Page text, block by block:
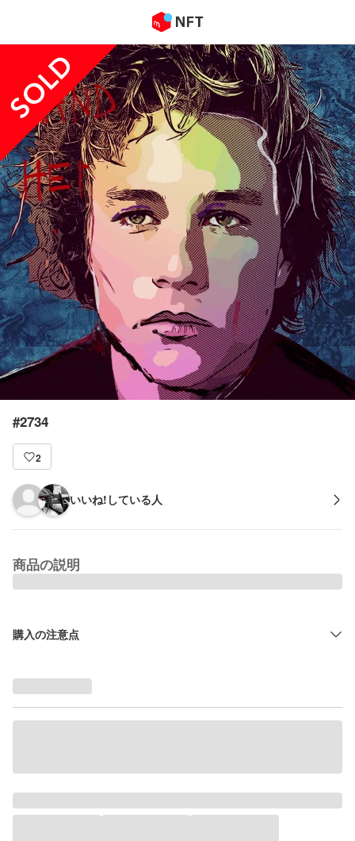
#2734
2
いいね!している人
商品の説明
購入の注意点